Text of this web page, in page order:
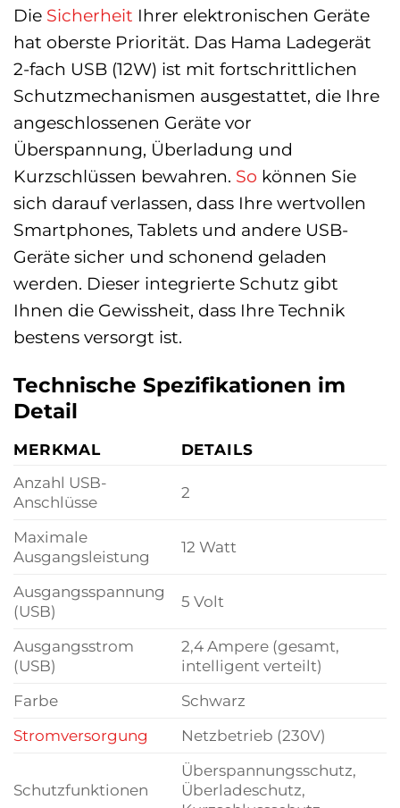
Die Sicherheit Ihrer elektronischen Geräte
hat oberste Priorität. Das Hama Ladegerät
2-fach USB (12W) ist mit fortschrittlichen
Schutzmechanismen ausgestattet, die Ihre
angeschlossenen Geräte vor
Überspannung, Überladung und
Kurzschlüssen bewahren. So können Sie
sich darauf verlassen, dass Ihre wertvollen
Smartphones, Tablets und andere USB-
Geräte sicher und schonend geladen
werden. Dieser integrierte Schutz gibt
Ihnen die Gewissheit, dass Ihre Technik
bestens versorgt ist.
Technische Spezifikationen im
Detail
MERKMAL
DETAILS
Anzahl USB-
Anschlüsse
2
Maximale
Ausgangsleistung
12 Watt
Ausgangsspannung
(USB)
5 Volt
Ausgangsstrom
(USB)
2,4 Ampere (gesamt,
intelligent verteilt)
Farbe
Schwarz
Stromversorgung
Netzbetrieb (230V)
Schutzfunktionen
Überspannungsschutz,
Überladeschutz,